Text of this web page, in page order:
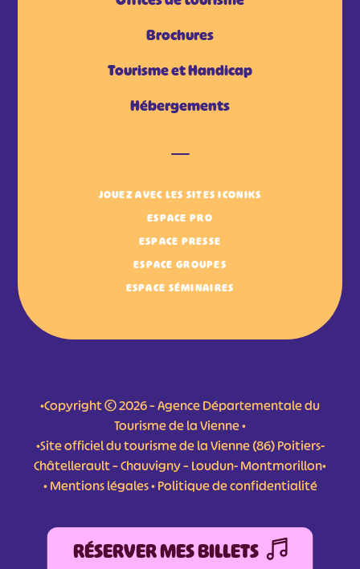
Brochures
Tourisme et Handicap
Hébergements
JOUEZ AVEC LES SITES ICONIKS
ESPACE PRO
ESPACE PRESSE
ESPACE GROUPES
ESPACE SÉMINAIRES
•Copyright © 2026 – Agence Départementale du
Tourisme de la Vienne •
•Site officiel du tourisme de la Vienne (86) Poitiers-
Châtellerault – Chauvigny – Loudun- Montmorillon•
•Mentions légales•Politique de confidentialité
RÉSERVER MES BILLETS